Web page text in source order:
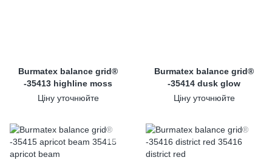
Burmatex balance grid®
-35413 highline moss
Ціну уточнюйте
Burmatex balance grid®
-35414 dusk glow
Ціну уточнюйте